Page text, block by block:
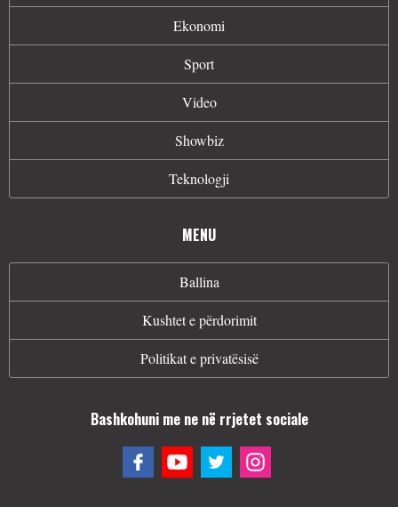
Ekonomi
Sport
Video
Showbiz
Teknologji
MENU
Ballina
Kushtet e përdorimit
Politikat e privatësisë
Bashkohuni me ne në rrjetet sociale